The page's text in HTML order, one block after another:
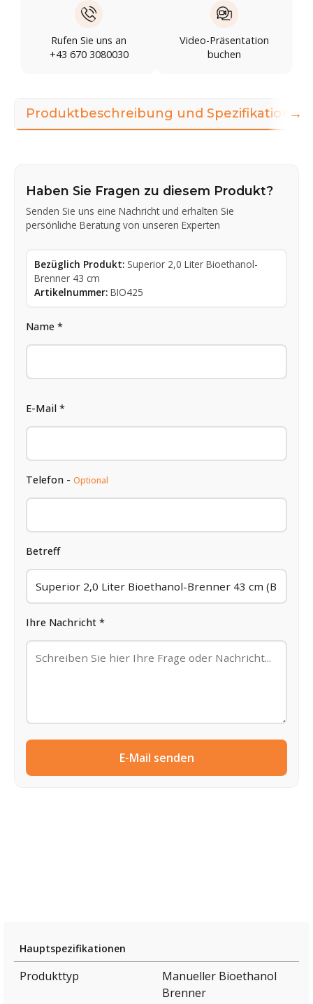
Rufen Sie uns an
+43 670 3080030
Video-Präsentation
buchen
Produktbeschreibung und Spezifikationen
Haben Sie Fragen zu diesem Produkt?
Senden Sie uns eine Nachricht und erhalten Sie
persönliche Beratung von unseren Experten
Bezüglich Produkt: Superior 2,0 Liter Bioethanol-
Brenner 43 cm
Artikelnummer: BIO425
Name *
E-Mail *
Telefon - Optional
Betreff
Ihre Nachricht *
E-Mail senden
Hauptspezifikationen
Produkttyp
Manueller Bioethanol
Brenner
→